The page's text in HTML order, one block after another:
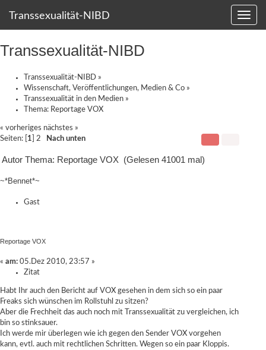
Transsexualität-NIBD
Transsexualität-NIBD
Transsexualität-NIBD »
Wissenschaft, Veröffentlichungen, Medien & Co »
Transsexualität in den Medien »
Thema: Reportage VOX
« vorheriges nächstes »
Seiten: [ 1 2 Nach unten
Autor Thema: Reportage VOX (Gelesen 41001 mal)
~*Bennet*~
Gast
Reportage VOX
« am: 05.Dez 2010, 23:57 »
Zitat
Habt Ihr auch den Bericht auf VOX gesehen in dem sich so ein paar
Freaks sich wünschen im Rollstuhl zu sitzen?
Aber die Frechheit das auch noch mit Transsexualität zu vergleichen, ich
bin so stinksauer.
Ich werde mir überlegen wie ich gegen den Sender VOX vorgehen
kann, evtl. auch mit rechtlichen Schritten. Wegen so ein paar Kloppis.